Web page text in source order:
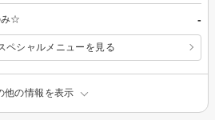
み☆ -
ペシャルメニューを見る
他の情報を表示